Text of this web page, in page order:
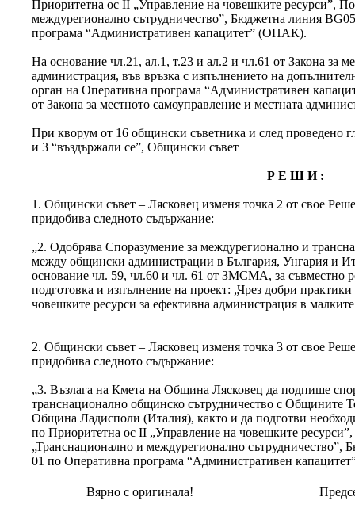
Приоритетна ос II „Управление на човешките ресурси”,
междурегионално сътрудничество”, Бюджетна линия
програма “Административен капацитет” (ОПАК).
На основание чл.21, ал.1, т.23 и ал.2 и чл.61 от Закона за
администрация, във връзка с изпълнението на
орган на Оперативна програма “Административен
от Закона за местното самоуправление и местната
При кворум от 16 общински съветника и след проведено
и 3 “въздържали се”, Общински съвет
Р Е Ш И :
1. Общински съвет – Лясковец изменя точка 2 от свое
придобива следното съдържание:
„2. Одобрява Споразумение за междурегионално и
между общински администрации в България, Унгария и
основание чл. 59, чл.60 и чл. 61 от ЗМСМА, за съвместно
подготовка и изпълнение на проект: „Чрез добри
човешките ресурси за ефективна администрация в
2. Общински съвет – Лясковец изменя точка 3 от свое
придобива следното съдържание:
„3. Възлага на Кмета на Община Лясковец да подпише
транснационално общинско сътрудничество с Общините
Община Ладисполи (Италия), както и да подготви
по Приоритетна ос II „Управление на човешките
„Транснационално и междурегионално сътрудничество”,
01 по Оперативна програма “Административен
Вярно с оригинала!